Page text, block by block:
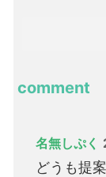
comment
名無しぷく
どうも提